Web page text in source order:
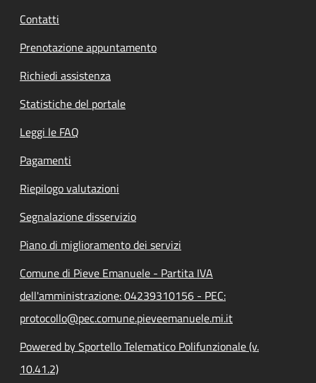
Contatti
Prenotazione appuntamento
Richiedi assistenza
Statistiche del portale
Leggi le FAQ
Pagamenti
Riepilogo valutazioni
Segnalazione disservizio
Piano di miglioramento dei servizi
Comune di Pieve Emanuele - Partita IVA
dell'amministrazione: 04239310156 - PEC:
protocollo@pec.comune.pieveemanuele.mi.it
Powered by Sportello Telematico Polifunzionale (v.
10.41.2)